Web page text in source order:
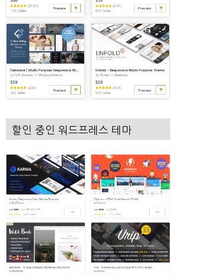
할인 중인 워드프레스 테마